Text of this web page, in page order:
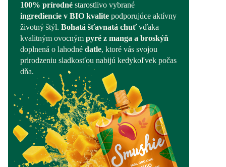
100% prírodné starostlivo vybrané
ingrediencie v BIO kvalite podporujúce aktívny
životný štýl. Bohatá šťavnatá chuťvďaka
kvalitným ovocným pyré z manga a broskýň
doplnená o lahodné datle, ktoré vás svojou
prirodzeniu sladkosťou nabijú kedykoľvek počas
dňa.